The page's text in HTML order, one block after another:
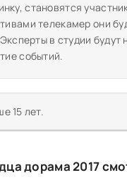
становятся
телекамер они
в студии
событий.
15 лет.
дорама 2017